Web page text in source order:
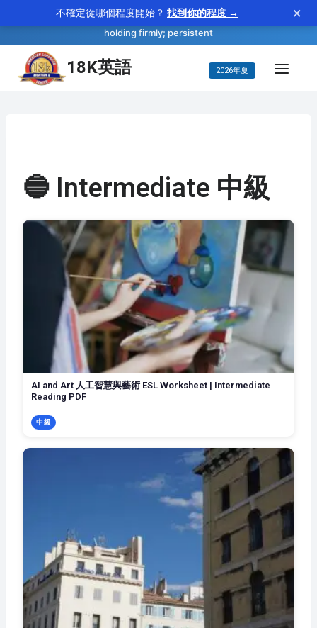
不確定從哪個程度開始？ 找到你的程度 → ×
WORD OF THE DAYtenacious adjective
holding firmly; persistent
18K英語 2026年夏
🔵 Intermediate 中級
AI and Art 人工智慧與藝術 ESL Worksheet | Intermediate
Reading PDF
中級